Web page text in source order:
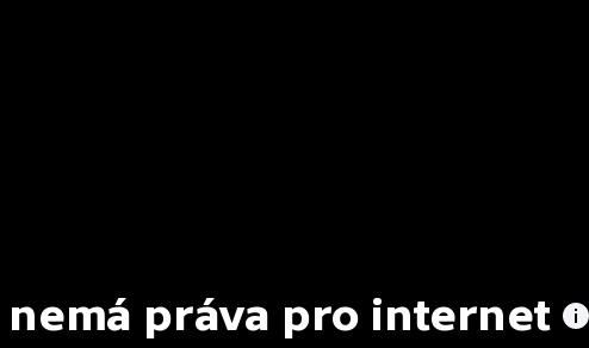
nemá práva pro internet